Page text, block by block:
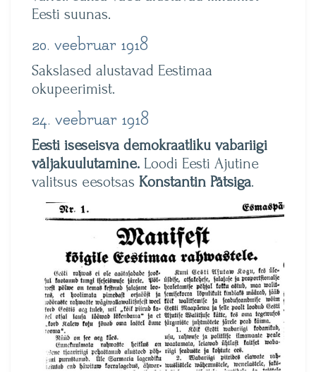
Eesti suunas.
20. veebruar 1918
Sakslased alustavad Eestimaa
okupeerimist.
24. veebruar 1918
Eesti iseseisva demokraatliku vabariigi
väljakuulutamine. Loodi Eesti Ajutine
valitsus eesotsas Konstantin Pätsiga.